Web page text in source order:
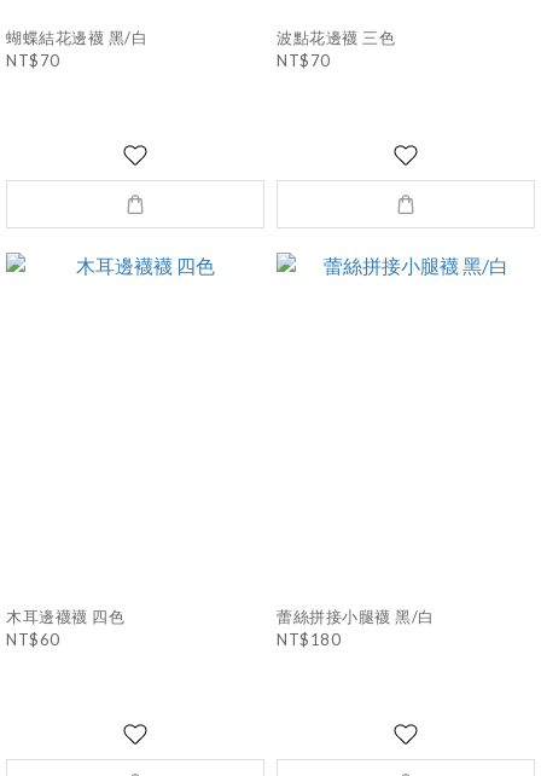
蝴蝶結花邊襪 黑/白
NT$70
波點花邊襪 三色
NT$70
木耳邊襪襪 四色
NT$60
蕾絲拼接小腿襪 黑/白
NT$180